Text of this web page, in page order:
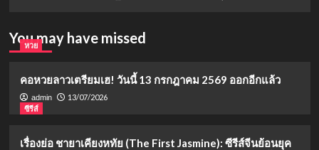
You may have missed
หวย
คอหวยลาวเตรียมเฮ! วันนี้ 13 กรกฎาคม 2569 ออกอีกแล้ว
admin
13/07/2026
ซีรีส์
เรื่องย่อ ชายาเคียงหทัย (The First Jasmine): ซีรีส์จีนย้อนยุค